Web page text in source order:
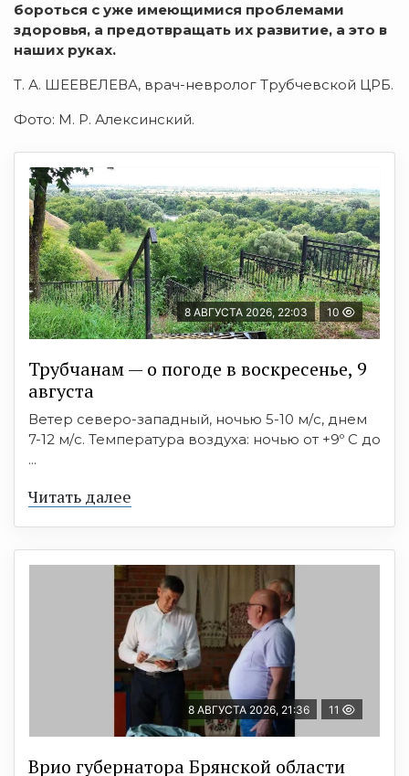
бороться с уже имеющимися проблемами
здоровья, а предотвращать их развитие, а это в
наших руках.
Т. А. ШЕЕВЕЛЕВА, врач-невролог Трубчевской ЦРБ.
Фото: М. Р. Алексинский.
8 АВГУСТА 2026, 22:03 10
Трубчанам — о погоде в воскресенье, 9
августа
Ветер северо-западный, ночью 5-10 м/с, днем
7-12 м/с. Температура воздуха: ночью от +9º C до
...
Читать далее
8 АВГУСТА 2026, 21:36 11
Врио губернатора Брянской области